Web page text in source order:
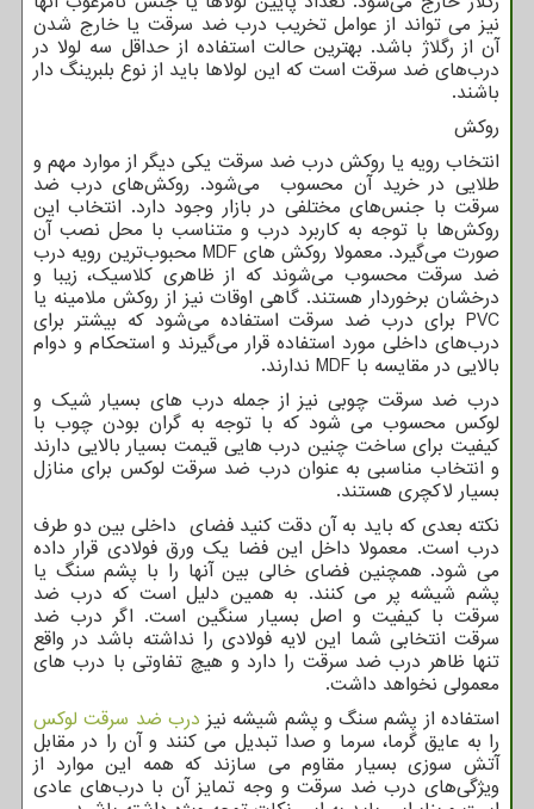
نیز می تواند از عوامل تخریب درب ضد سرقت یا خارج شدن
آن از رگلاژ باشد. بهترین حالت استفاده از حداقل سه لولا در
درب‌های ضد سرقت است که این لولاها باید از نوع بلبرینگ دار
باشند.
روکش
انتخاب رویه یا روکش درب ضد سرقت یکی دیگر از موارد مهم و
طلایی در خرید آن محسوب می‌شود. روکش‌های درب ضد
سرقت با جنس‌های مختلفی در بازار وجود دارد. انتخاب این
روکش‌ها با توجه به کاربرد درب و متناسب با محل نصب آن
صورت می‌گیرد. معمولا روکش هایMDF محبوب‌ترین رویه درب
ضد سرقت محسوب می‌شوند که از ظاهری کلاسیک، زیبا و
درخشان برخوردار هستند. گاهی اوقات نیز از روکش ملامینه یا
PVC برای درب ضد سرقت استفاده می‌شود که بیشتر برای
درب‌های داخلی مورد استفاده قرار می‌گیرند و استحکام و دوام
بالایی در مقایسه با MDF ندارند.
درب ضد سرقت چوبی نیز از جمله درب های بسیار شیک و
لوکس محسوب می شود که با توجه به گران بودن چوب با
کیفیت برای ساخت چنین درب هایی قیمت بسیار بالایی دارند
و انتخاب مناسبی به عنوان درب ضد سرقت لوکس برای منازل
بسیار لاکچری هستند.
نکته بعدی که باید به آن دقت کنید فضای داخلی بین دو طرف
درب است. معمولا داخل این فضا یک ورق فولادی قرار داده
می شود. همچنین فضای خالی بین آنها را با پشم سنگ یا
پشم شیشه پر می کنند. به همین دلیل است که درب ضد
سرقت با کیفیت و اصل بسیار سنگین است. اگر درب ضد
سرقت انتخابی شما این لایه فولادی را نداشته باشد در واقع
تنها ظاهر درب ضد سرقت را دارد و هیچ تفاوتی با درب های
معمولی نخواهد داشت.
استفاده از پشم سنگ و پشم شیشه نیز درب ضد سرقت لوکس
را به عایق گرما، سرما و صدا تبدیل می کنند و آن را در مقابل
آتش سوزی بسیار مقاوم می سازند که همه این موارد از
ویژگی‌های درب ضد سرقت و وجه تمایز آن با درب‌های عادی